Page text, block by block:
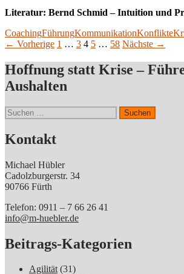
Literatur: Bernd Schmid – Intuition und
CoachingFührungKommunikationKonflikte
Beitragsnavigation
← Vorherige 1 … 3 4 5 … 58 Nächste →
Hoffnung statt Krise –
Aushalten
Suchen
nach:
Kontakt
Michael Hübler
Cadolzburgerstr. 34
90766 Fürth
Telefon: 0911 – 7 66 26 41
info@m-huebler.de
Beitrags-Kategorien
Agilität(31)